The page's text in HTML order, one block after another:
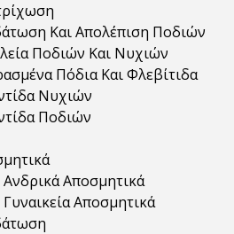
Και Απολέπιση Ποδιών
Ποδιών Και Νυχιών
Πόδια Και Φλεβίτιδα
Νυχιών
Ποδιών
Ανδρικά Αποσμητικά
Γυναικεία Αποσμητικά